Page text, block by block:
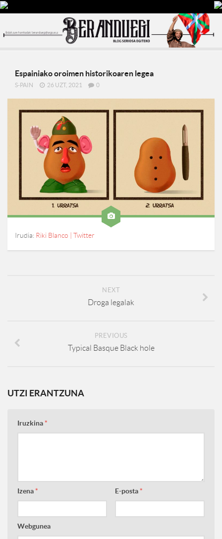
Espainiako oroimen historikoaren legea
S-PAIN 26 UZT, 2021 0
Irudia: Riki Blanco | Twitter
NEXT
Droga legalak
PREVIOUS
Typical Basque Black hole
UTZI ERANTZUNA
Iruzkina*
Izena* E-posta*
Webgunea